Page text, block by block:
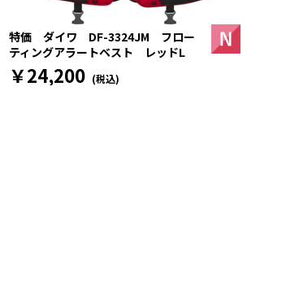
特価 ダイワ DF-3324JM フロー
ティングアラートベスト レッドL
￥24,200 (税込)